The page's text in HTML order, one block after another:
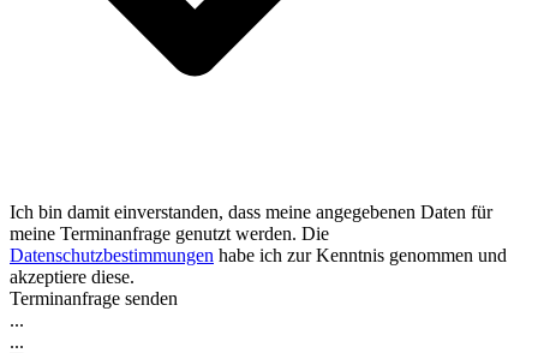
Ich bin damit einverstanden, dass meine angegebenen Daten für
meine Terminanfrage genutzt werden. Die
Datenschutzbestimmungen habe ich zur Kenntnis genommen und
akzeptiere diese.
Terminanfrage senden
...
...